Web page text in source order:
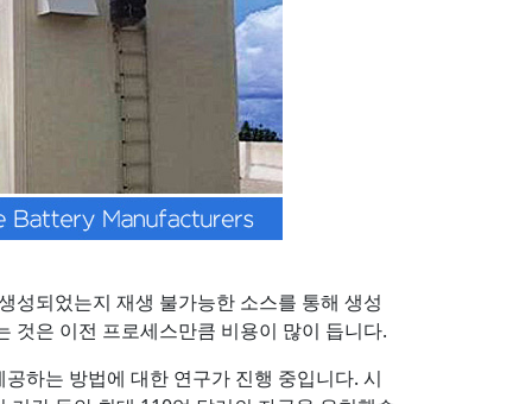
성되었는지 재생 불가능한 소스를 통해 생성
것은 이전 프로세스만큼 비용이 많이 듭니다.
하는 방법에 대한 연구가 진행 중입니다. 시